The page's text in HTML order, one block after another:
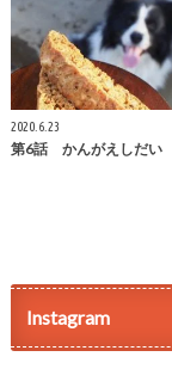
2020.6.23
第6話 かんがえしだい
Instagram